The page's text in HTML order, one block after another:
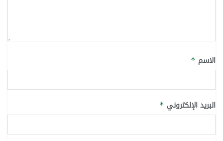
الاسم *
البريد الإلكتروني *